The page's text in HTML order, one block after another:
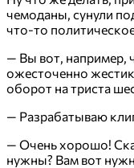
чемоданы, сунули
что-то
— Вы вот, например,
ожесточенно
оборот на триста
— Разрабатываю
— Очень хорошо!
нужны? Вам вот